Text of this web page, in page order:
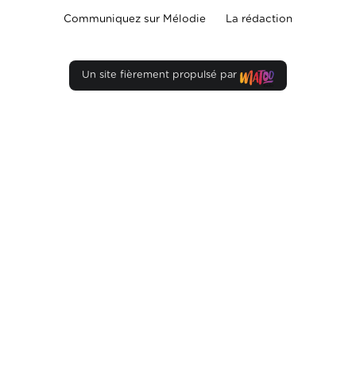
Communiquez sur Mélodie La rédaction
Un site fièrement propulsé par